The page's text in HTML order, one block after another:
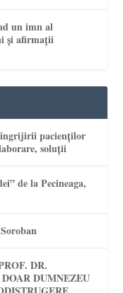
un imn al
și afirmații
îngrijirii pacienților
soluții
de la Pecineaga,
DR.
DUMNEZEU